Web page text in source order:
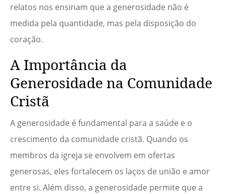
relatos nos ensinam que a generosidade não é
medida pela quantidade, mas pela disposição do
coração.
A Importância da
Generosidade na Comunidade
Cristã
A generosidade é fundamental para a saúde e o
crescimento da comunidade cristã. Quando os
membros da igreja se envolvem em ofertas
generosas, eles fortalecem os laços de união e amor
entre si. Além disso, a generosidade permite que a